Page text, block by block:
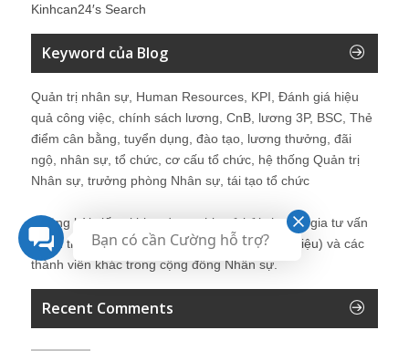
Kinhcan24′s Search
Keyword của Blog
Quản trị nhân sự, Human Resources, KPI, Đánh giá hiệu
quả công việc, chính sách lương, CnB, lương 3P, BSC, Thẻ
điểm cân bằng, tuyển dụng, đào tạo, lương thưởng, đãi
ngộ, nhân sự, tổ chức, cơ cấu tổ chức, hệ thống Quản trị
Nhân sự, trưởng phòng Nhân sự, tái tạo tổ chức
Những bài viết tại blog được chia sẻ bởi chuyên gia tư vấn
Quản trị Nhân sự Nguyễn Hùng Cường (giới thiệu) và các
thành viên khác trong cộng đồng Nhân sự.
Recent Comments
Bạn có cần Cường hỗ trợ?